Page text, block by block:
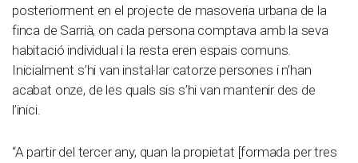
posteriorment en el projecte de masoveria urbana de la
finca de Sarrià, on cada persona comptava amb la seva
habitació individual i la resta eren espais comuns.
Inicialment s’hi van instal·lar catorze persones i n’han
acabat onze, de les quals sis s’hi van mantenir des de
l’inici.
“A partir del tercer any, quan la propietat [formada per tres